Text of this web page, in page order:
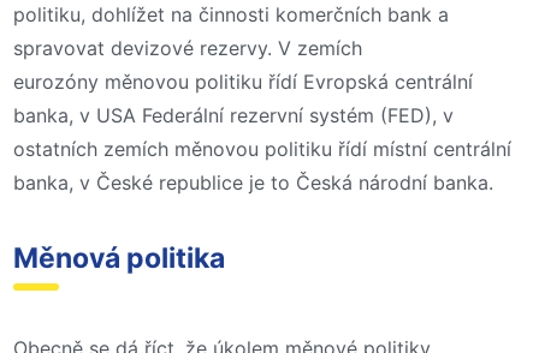
politiku, dohlížet na činnosti komerčních bank a
spravovat devizové rezervy. V zemích
eurozóny měnovou politiku řídí Evropská centrální
banka, v USA Federální rezervní systém (FED), v
ostatních zemích měnovou politiku řídí místní centrální
banka, v České republice je to Česká národní banka.
Měnová politika